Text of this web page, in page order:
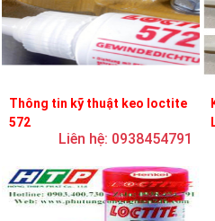
Thông tin kỹ thuật keo loctite
572
Liên hệ: 0938454791